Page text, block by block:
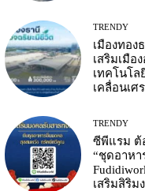
TRENDY
เมืองทอง
เสริมเมือ
เทคโนโ
เคลื่อนเศ
TRENDY
ซีพีแรม ต้
“ชุดอาหา
เสริมสิริม